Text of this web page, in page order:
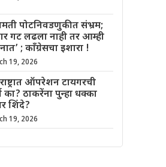
पोटनिवडणुकीत संभ्रम;
गट लढला नाही तर आम्ही
; काँग्रेसचा इशारा !
19, 2026
ऑपरेशन टायगरची
का? ठाकरेंना पुन्हा धक्का
शिंदे?
19, 2026